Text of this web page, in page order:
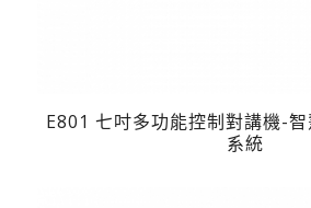
E801 七吋多功能控制對講機-
系統